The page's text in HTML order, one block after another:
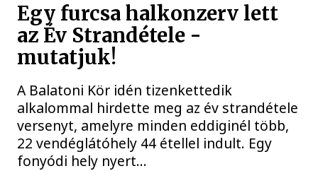
Egy furcsa halkonzerv lett
az Év Strandétele -
mutatjuk!
A Balatoni Kör idén tizenkettedik
alkalommal hirdette meg az év strandétele
versenyt, amelyre minden eddiginél több,
22 vendéglátóhely 44 étellel indult. Egy
fonyódi hely nyert...